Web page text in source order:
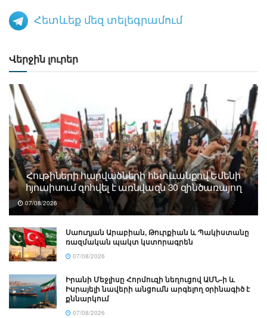
Հետևեք մեզ տելեգրամում
Վերջին լուրեր
Հութիների հարվածների հետևանքով Եմենի
հյուսիսում զոհվել է առնվազն 30 զինծառայող
07/08/2026
Սաուդյան Արաբիան, Թուրքիան և Պակիստանը
ռազմական պակտ կստորագրեն
07/08/2026
Իրանի Մեջլիսը Հորմուզի նեղուցով ԱՄՆ-ի և
Իսրայելի նավերի անցումն արգելող օրինագիծ է
քննարկում
07/08/2026